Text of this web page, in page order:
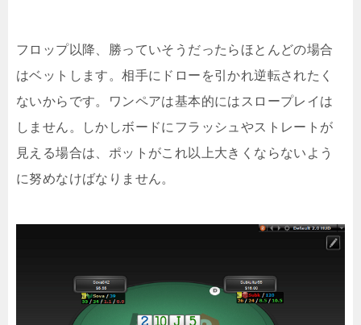
フロップ以降、勝っていそうだったらほとんどの場合
はベットします。相手にドローを引かれ逆転されたく
ないからです。ワンペアは基本的にはスロープレイは
しません。しかしボードにフラッシュやストレートが
見える場合は、ポットがこれ以上大きくならないよう
に努めなけばなりません。